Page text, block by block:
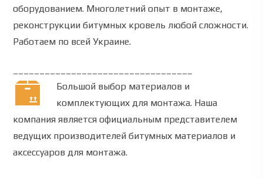
оборудованием. Многолетний опыт в монтаже,
реконструкции битумных кровель любой сложности.
Работаем по всей Украине.
Большой выбор материалов и
комплектующих для монтажа. Наша
компания является официальным представителем
ведущих производителей битумных материалов и
аксессуаров для монтажа.